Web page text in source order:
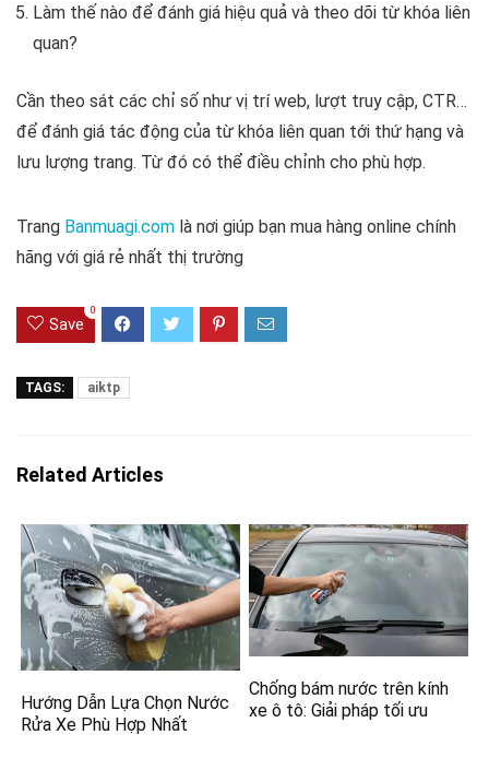
Làm thế nào để đánh giá hiệu quả và theo dõi từ khóa liên
quan?
Cần theo sát các chỉ số như vị trí web, lượt truy cập, CTR…
để đánh giá tác động của từ khóa liên quan tới thứ hạng và
lưu lượng trang. Từ đó có thể điều chỉnh cho phù hợp.
Trang Banmuagi.com là nơi giúp bạn mua hàng online chính
hãng với giá rẻ nhất thị trường
Save
0
TAGS: aiktp
Related Articles
Hướng Dẫn Lựa Chọn Nước
Rửa Xe Phù Hợp Nhất
Chống bám nước trên kính
xe ô tô: Giải pháp tối ưu